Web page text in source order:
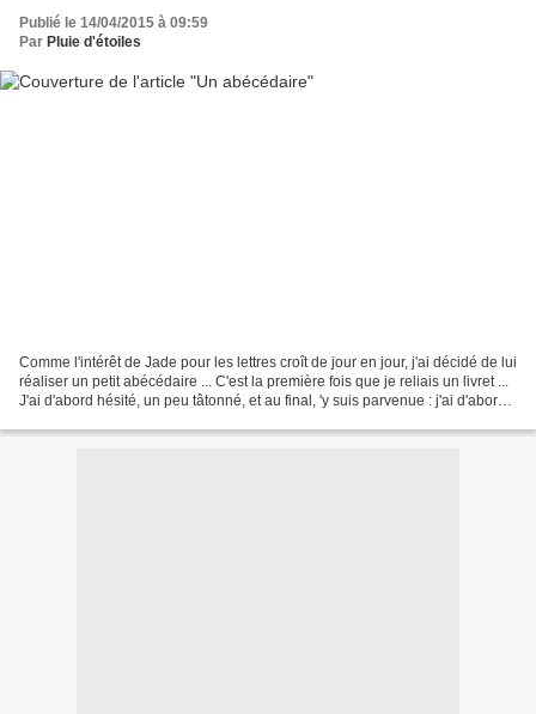
Publié le 14/04/2015 à 09:59
Par Pluie d'étoiles
Comme l'intérêt de Jade pour les lettres croît de jour en jour, j'ai décidé de lui
réaliser un petit abécédaire ... C'est la première fois que je reliais un livret ...
J'ai d'abord hésité, un peu tâtonné, et au final, 'y suis parvenue : j'ai d'abord